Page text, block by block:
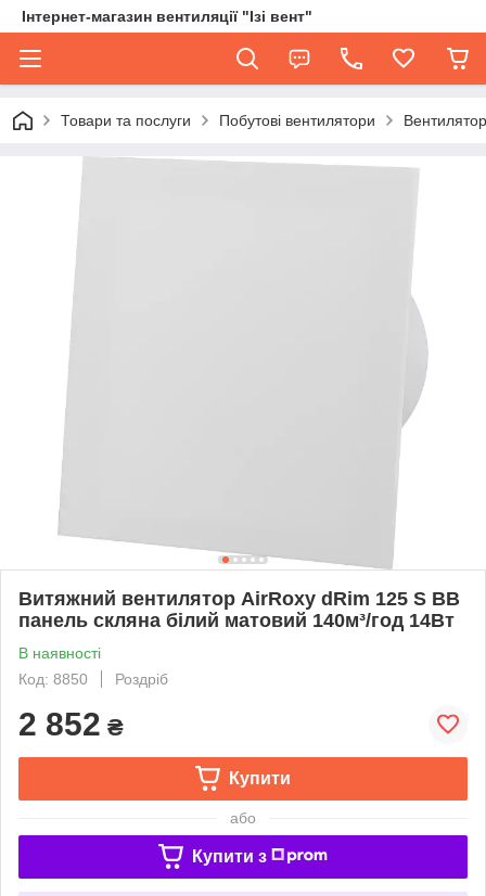
Інтернет-магазин вентиляції "Ізі вент"
Товари та послуги Побутові вентилятори
Витяжний вентилятор AirRoxy dRim 125 S BB
панель скляна білий матовий 140м³/год 14Вт
В наявності
Код: 8850
Роздріб
2 852 ₴
Купити
або
Купити з